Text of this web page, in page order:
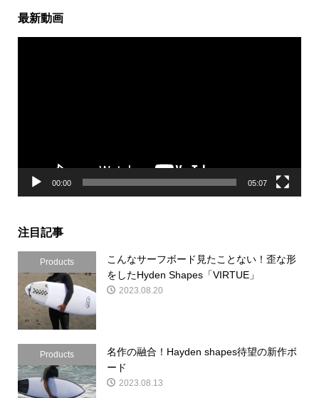
最新動画
00:00 05:07
注目記事
Products
こんなサーフボード見たことない！歪な形
をしたHyden Shapes「VIRTUE」
2023.08.20
Products
名作の融合！Hayden shapes待望の新作ボ
ード
2023.08.13